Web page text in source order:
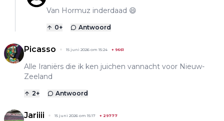
Van Hormuz inderdaad 😄
0+ Antwoord
Picasso 15 juni 2026 om 15:24 + 9661
Alle Iraniërs die ik ken juichen vannacht voor Nieuw-
Zeeland
2+ Antwoord
Jariiii 15 juni 2026 om 15:17 + 29777